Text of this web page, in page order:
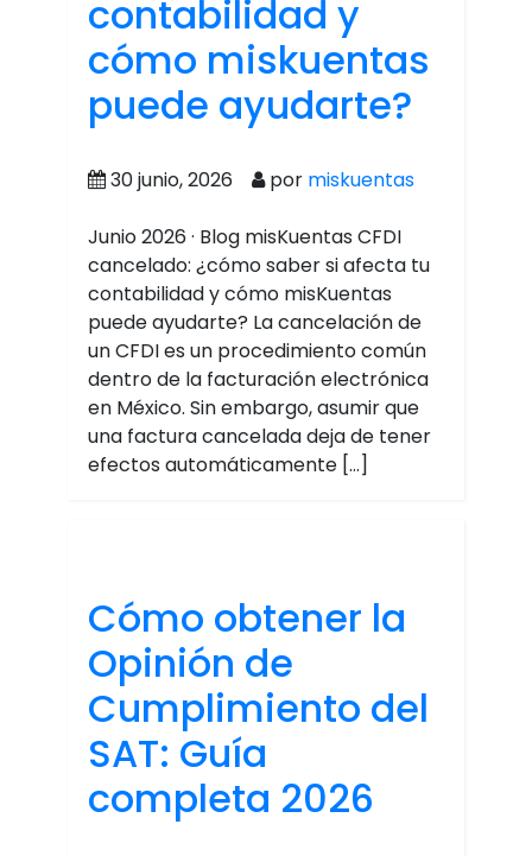
contabilidad y
cómo miskuentas
puede ayudarte?
30 junio, 2026 por miskuentas
Junio 2026 · Blog misKuentas CFDI
cancelado: ¿cómo saber si afecta tu
contabilidad y cómo misKuentas
puede ayudarte? La cancelación de
un CFDI es un procedimiento común
dentro de la facturación electrónica
en México. Sin embargo, asumir que
una factura cancelada deja de tener
efectos automáticamente […]
Cómo obtener la
Opinión de
Cumplimiento del
SAT: Guía
completa 2026